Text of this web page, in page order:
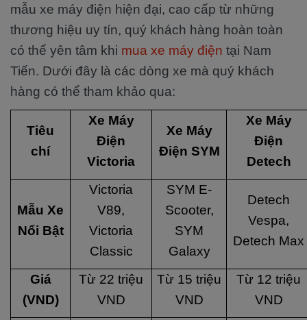
mẫu xe máy điện hiện đại, cao cấp từ những
thương hiệu uy tín, quý khách hàng hoàn toàn
có thể yên tâm khi mua xe máy điện tại Nam
Tiến. Dưới đây là các dòng xe mà quý khách
hàng có thể tham khảo qua:
Tiêu
chí
Xe Máy
Điện
Victoria
Xe Máy
Điện SYM
Xe Máy
Điện
Detech
Mẫu Xe
Nổi Bật
Victoria
V89,
Victoria
Classic
SYM E-
Scooter,
SYM
Galaxy
Detech
Vespa,
Detech Max
Giá
(VND)
Từ 22 triệu
VND
Từ 15 triệu
VND
Từ 12 triệu
VND